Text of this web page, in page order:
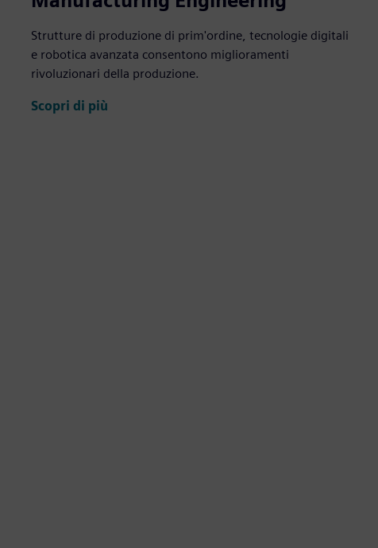
Strutture di produzione di prim'ordine, tecnologie digitali
e robotica avanzata consentono miglioramenti
rivoluzionari della produzione.
Scopri di più